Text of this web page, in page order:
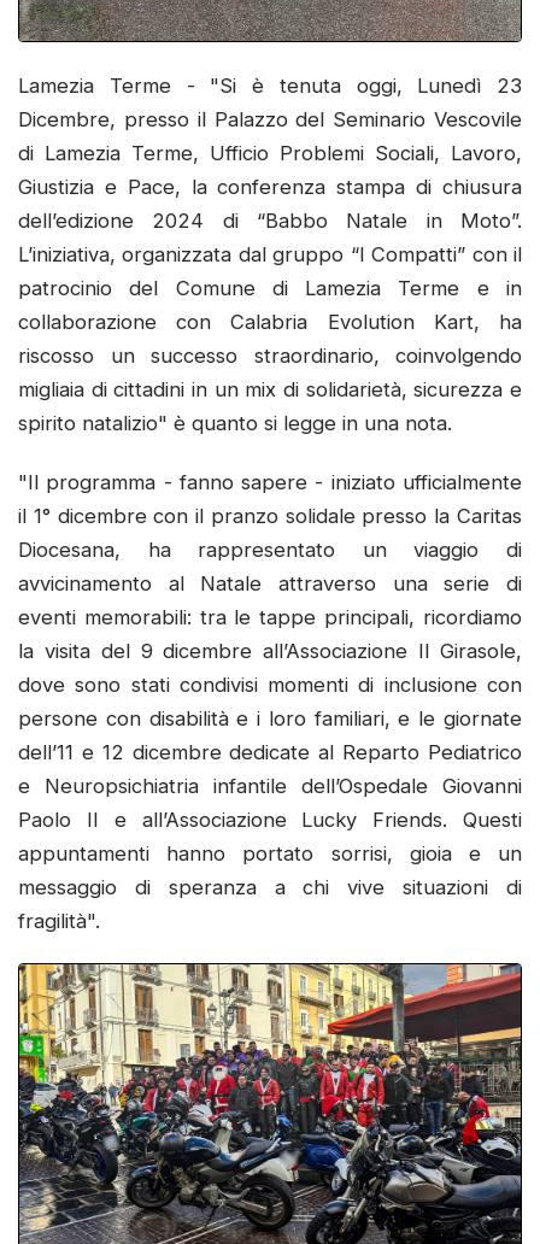
Lamezia Terme - "Si è tenuta oggi, Lunedì 23
Dicembre, presso il Palazzo del Seminario Vescovile
di Lamezia Terme, Ufficio Problemi Sociali, Lavoro,
Giustizia e Pace, la conferenza stampa di chiusura
dell’edizione 2024 di “Babbo Natale in Moto”.
L’iniziativa, organizzata dal gruppo “I Compatti” con il
patrocinio del Comune di Lamezia Terme e in
collaborazione con Calabria Evolution Kart, ha
riscosso un successo straordinario, coinvolgendo
migliaia di cittadini in un mix di solidarietà, sicurezza e
spirito natalizio" è quanto si legge in una nota.
"Il programma - fanno sapere - iniziato ufficialmente
il 1° dicembre con il pranzo solidale presso la Caritas
Diocesana, ha rappresentato un viaggio di
avvicinamento al Natale attraverso una serie di
eventi memorabili: tra le tappe principali, ricordiamo
la visita del 9 dicembre all’Associazione Il Girasole,
dove sono stati condivisi momenti di inclusione con
persone con disabilità e i loro familiari, e le giornate
dell’11 e 12 dicembre dedicate al Reparto Pediatrico
e Neuropsichiatria infantile dell’Ospedale Giovanni
Paolo II e all’Associazione Lucky Friends. Questi
appuntamenti hanno portato sorrisi, gioia e un
messaggio di speranza a chi vive situazioni di
fragilità".